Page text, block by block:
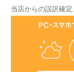
当店からの誤訳確